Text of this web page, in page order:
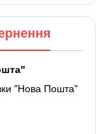
"Нова Пошта"